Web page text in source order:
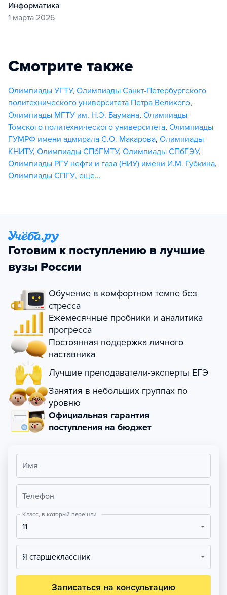
информатика
1 марта 2026
Смотрите также
Олимпиады УГТУ, Олимпиады Санкт-Петербургского
политехнического университета Петра Великого,
Олимпиады МГТУ им. Н.Э. Баумана, Олимпиады
Томского политехнического университета, Олимпиады
ГУМРФ имени адмирала С.О. Макарова, Олимпиады
КНИТУ, Олимпиады СПбГМТУ, Олимпиады СПбГЭУ,
Олимпиады РГУ нефти и газа (НИУ) имени И.М. Губкина,
Олимпиады СПГУ, еще...
Готовим к поступлению в лучшие
вузы России
Обучение в комфортном темпе без
стресса
Ежемесячные пробники и аналитика
прогресса
Постоянная поддержка личного
наставника
Лучшие преподаватели-эксперты ЕГЭ
Занятия в небольших группах по
уровню
Официальная гарантия
поступления на бюджет
Имя
Телефон
Класс, в который перешли
11
Я старшеклассник
Записаться на консультацию